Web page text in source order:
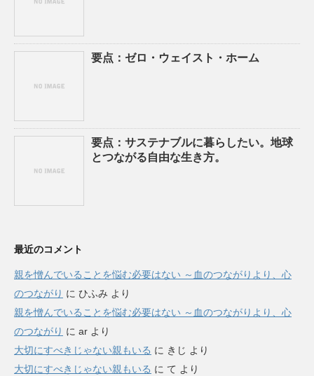
要点：ゼロ・ウェイスト・ホーム
要点：サステナブルに暮らしたい。地球
とつながる自由な生き方。
最近のコメント
親を憎んでいることを悩む必要はない ～血のつながりより、心
のつながり に ひふみ より
親を憎んでいることを悩む必要はない ～血のつながりより、心
のつながり に ar より
大切にすべきじゃない親もいる に きじ より
大切にすべきじゃない親もいる に て より